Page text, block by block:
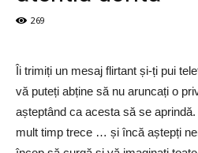
269
Îi trimiți un mesaj flirtant și-ți pui
vă puteți abține să nu aruncați o
așteptând ca acesta să se
mult timp trece … și încă aștepți